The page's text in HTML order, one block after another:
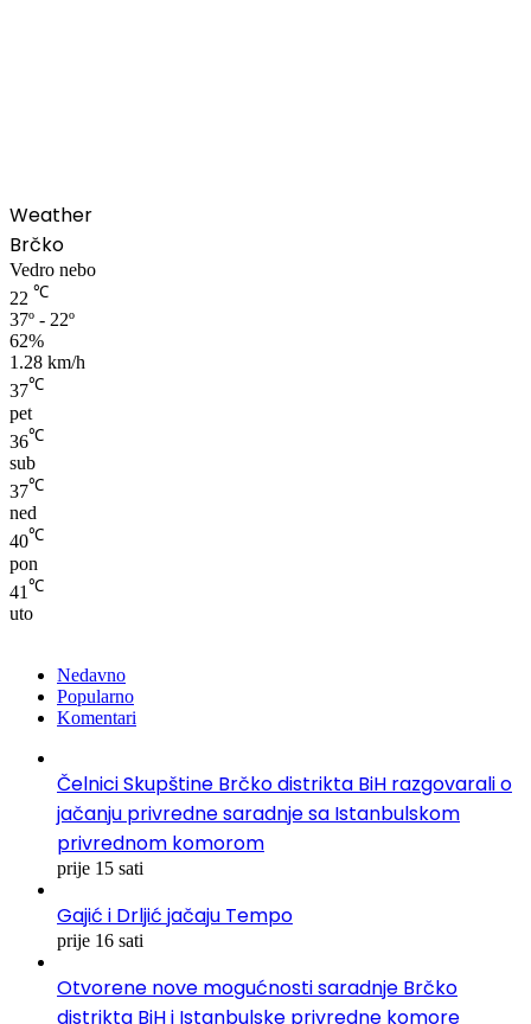
Weather
Brčko
Vedro nebo
22 ℃
37º - 22º
62%
1.28 km/h
37℃
pet
36℃
sub
37℃
ned
40℃
pon
41 ℃
uto
Nedavno
Popularno
Komentari
Čelnici Skupštine Brčko distrikta BiH razgovarali o
jačanju privredne saradnje sa Istanbulskom
privrednom komorom
prije 15 sati
Gajić i Drljić jačaju Tempo
prije 16 sati
Otvorene nove mogućnosti saradnje Brčko
distrikta BiH i Istanbulske privredne komore